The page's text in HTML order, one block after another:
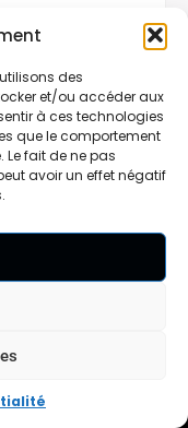
des
et/ou accéder aux
à ces technologies
que le comportement
Le fait de ne pas
avoir un effet négatif
que les
le cadre de ma
commerciale